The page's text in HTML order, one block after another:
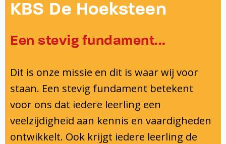
Onderwijsinspectie
KBS De Hoeksteen
Een stevig fundament...
Dit is onze missie en dit is waar wij voor
staan. Een stevig fundament betekent
voor ons dat iedere leerling een
veelzijdigheid aan kennis en vaardigheden
ontwikkelt. Ook krijgt iedere leerling de